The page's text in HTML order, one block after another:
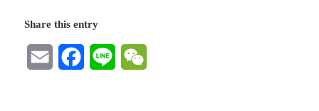
Share this entry
Email FacebookLine